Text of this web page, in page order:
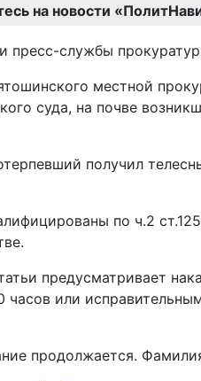
на новости
пресс-службы
местной
суда, на почве
получил
по ч.2
предусматривает
часов или
продолжается.